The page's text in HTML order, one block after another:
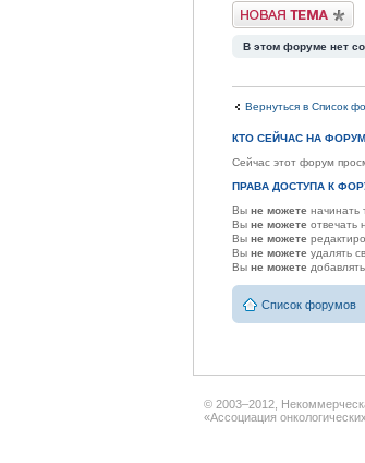
Начать новую тему
В этом форуме нет
Вернуться в Список
КТО СЕЙЧАС НА
Сейчас этот форум
ПРАВА ДОСТУПА К
Вы не можете начинать
Вы не можете отвечать
Вы не можете
Вы не можете удалять
Вы не можете
Список форумов
© 2003–2012,
«Ассоциация